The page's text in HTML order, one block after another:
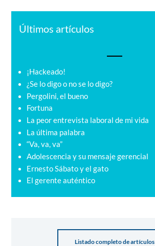
Últimos artículos
¡Hackeado!
¿Se lo digo o no se lo digo?
Pergolini, el bueno
Fortuna
La peor entrevista laboral de mi vida
La última palabra
“Va, va, va”
Adolescencia y su mensaje gerencial
Ernesto Sábato y el gato
El gerente auténtico
Listado completo de artículos